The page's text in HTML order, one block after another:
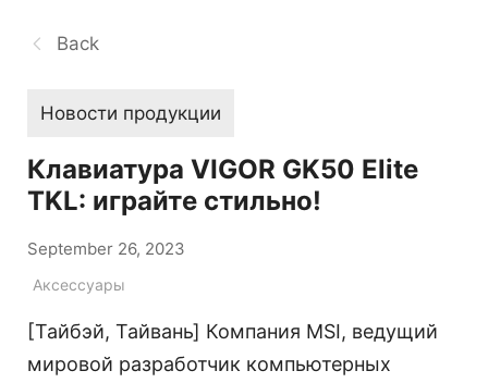
Back
Новости продукции
Клавиатура VIGOR GK50 Elite
TKL: играйте стильно!
September 26, 2023
Аксессуары
[Тайбэй, Тайвань] Компания MSI, ведущий
мировой разработчик компьютерных